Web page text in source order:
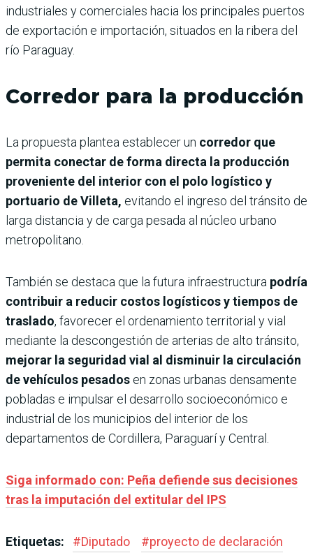
industriales y comerciales hacia los principales puertos
de exportación e importación, situados en la ribera del
río Paraguay.
Corredor para la producción
La propuesta plantea establecer un corredor que
permita conectar de forma directa la producción
proveniente del interior con el polo logístico y
portuario de Villeta, evitando el ingreso del tránsito de
larga distancia y de carga pesada al núcleo urbano
metropolitano.
También se destaca que la futura infraestructura podría
contribuir a reducir costos logísticos y tiempos de
traslado, favorecer el ordenamiento territorial y vial
mediante la descongestión de arterias de alto tránsito,
mejorar la seguridad vial al disminuir la circulación
de vehículos pesados en zonas urbanas densamente
pobladas e impulsar el desarrollo socioeconómico e
industrial de los municipios del interior de los
departamentos de Cordillera, Paraguarí y Central.
Siga informado con: Peña defiende sus decisiones
tras la imputación del extitular del IPS
Etiquetas: #Diputado #proyecto de declaración